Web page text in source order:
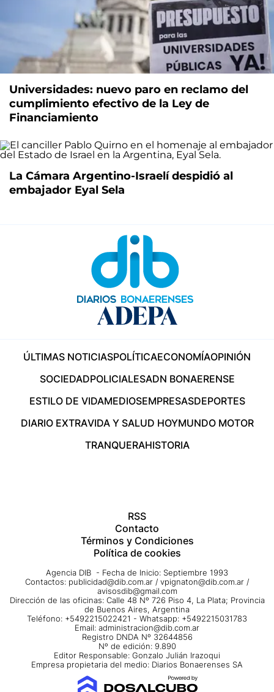
Universidades: nuevo paro en reclamo del
cumplimiento efectivo de la Ley de
Financiamiento
La Cámara Argentino-Israelí despidió al
embajador Eyal Sela
ÚLTIMAS NOTICIASPOLÍTICAECONOMÍAOPINIÓN
SOCIEDADPOLICIALESADN BONAERENSE
ESTILO DE VIDAMEDIOSEMPRESASDEPORTES
DIARIO EXTRAVIDA Y SALUD HOYMUNDO MOTOR
TRANQUERAHISTORIA
RSS
Contacto
Términos y Condiciones
Política de cookies
Agencia DIB - Fecha de Inicio: Septiembre 1993
Contactos: publicidad@dib.com.ar / vpignaton@dib.com.ar /
avisosdib@gmail.com
Dirección de las oficinas: Calle 48 Nº 726 Piso 4, La Plata; Provincia
de Buenos Aires, Argentina
Teléfono: +5492215022421 - Whatsapp: +5492215031783
Email: administracion@dib.com.ar
Registro DNDA Nº 32644856
Nº de edición: 9.890
Editor Responsable: Gonzalo Julián Irazoqui
Empresa propietaria del medio: Diarios Bonaerenses SA